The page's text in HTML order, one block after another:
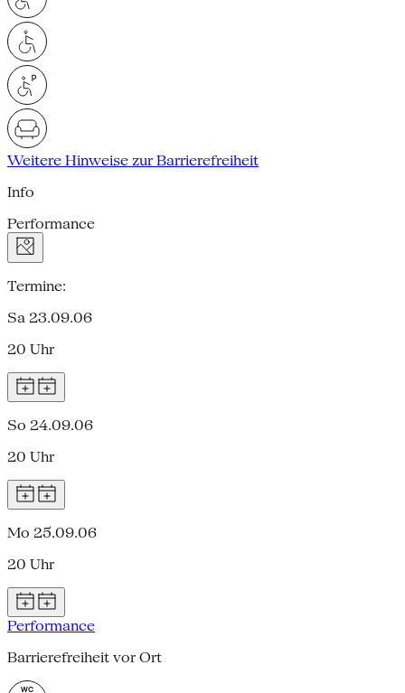
Weitere Hinweise zur Barrierefreiheit
Info
Performance
Termine:
Sa 23.09.06
20 Uhr
So 24.09.06
20 Uhr
Mo 25.09.06
20 Uhr
Performance
Barrierefreiheit vor Ort